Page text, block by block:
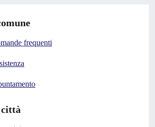
frequenti